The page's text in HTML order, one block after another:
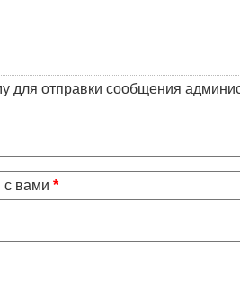
для отправки сообщения
с вами *